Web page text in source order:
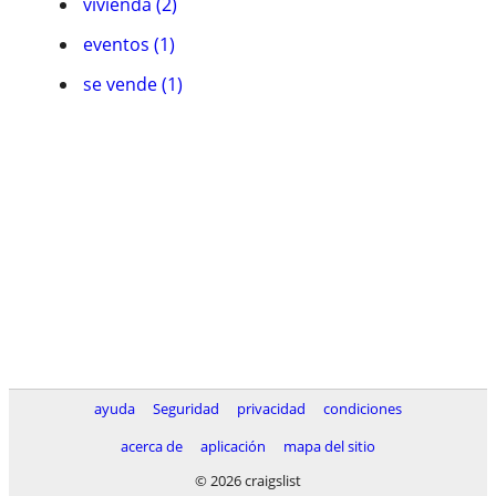
eventos (1)
se vende (1)
ayuda Seguridad privacidad
condiciones
acerca de
aplicación
mapa del sitio
© 2026 craigslist